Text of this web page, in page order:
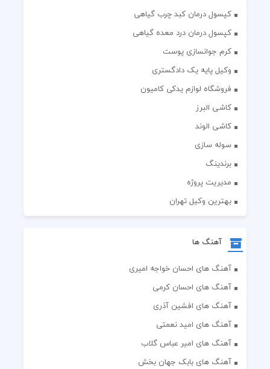
کپسول درمان کبد چرب گیاهی
کپسول درمان درد معده گیاهی
کرم جوانسازی پوست
وکیل پایه یک دادگستری
فروشگاه لوازم یدکی کامیون
کاشی البرز
کاشی الوند
سوله سازی
برندینگ
مدیریت پروژه
بهترین وکیل تهران
آهنگ ها
آهنگ های احسان خواجه امیری
آهنگ های احسان کرمی
آهنگ های افشین آذری
آهنگ های امید نعمتی
آهنگ های امیر عباس گلاب
آهنگ های بابک جهان بخش